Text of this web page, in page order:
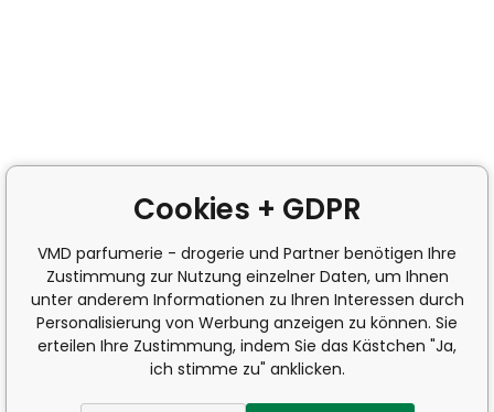
Cookies + GDPR
VMD parfumerie - drogerie und Partner benötigen Ihre
Zustimmung zur Nutzung einzelner Daten, um Ihnen
unter anderem Informationen zu Ihren Interessen durch
Personalisierung von Werbung anzeigen zu können. Sie
erteilen Ihre Zustimmung, indem Sie das Kästchen "Ja,
ich stimme zu" anklicken.